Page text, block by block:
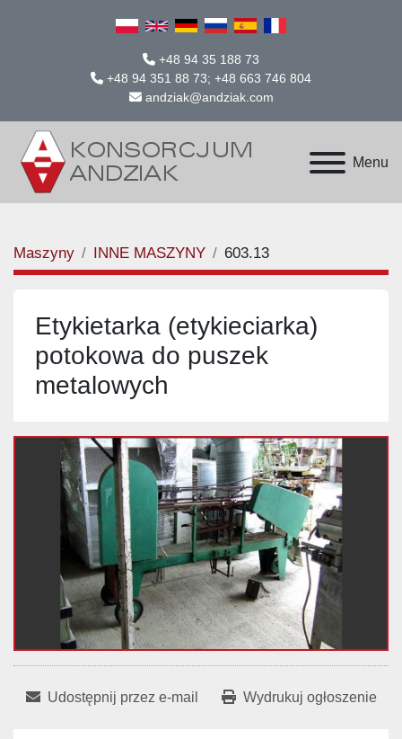
+48 94 35 188 73
+48 94 351 88 73; +48 663 746 804
andziak@andziak.com
Menu
Maszyny INNE MASZYNY 603.13
Etykietarka (etykieciarka)
potokowa do puszek
metalowych
Udostępnij przez e-mail Wydrukuj ogłoszenie